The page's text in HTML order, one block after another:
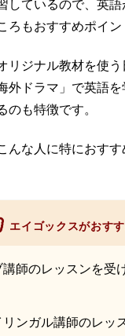
しているので、英
ろもおすすめポイン
リジナル教材を使
外ドラマ」で英語
のも特徴です。
んな人に特におす
エイゴックスがおす
師のレッスンを受
リンガル講師のレッ